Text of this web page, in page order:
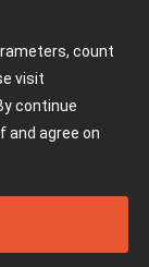
count
visit
continue
and agree on